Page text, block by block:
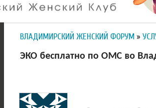
ВЛАДИМИРСКИЙ ЖЕНСКИЙ ФОРУМ »
ЭКО бесплатно по ОМС во